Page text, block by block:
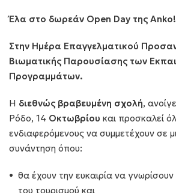
Έλα στο δωρεάν Open Day της Anko!
Στην Ημέρα Επαγγελματικού
Βιωματικής Παρουσίασης των
Προγραμμάτων.
Η διεθνώς βραβευμένη σχολή,
Ρόδο, 14 Οκτωβρίου και προσκαλεί
ενδιαφερόμενους να συμμετέχουν σε
συνάντηση όπου:
θα έχουν την ευκαιρία να
του τουρισμού και